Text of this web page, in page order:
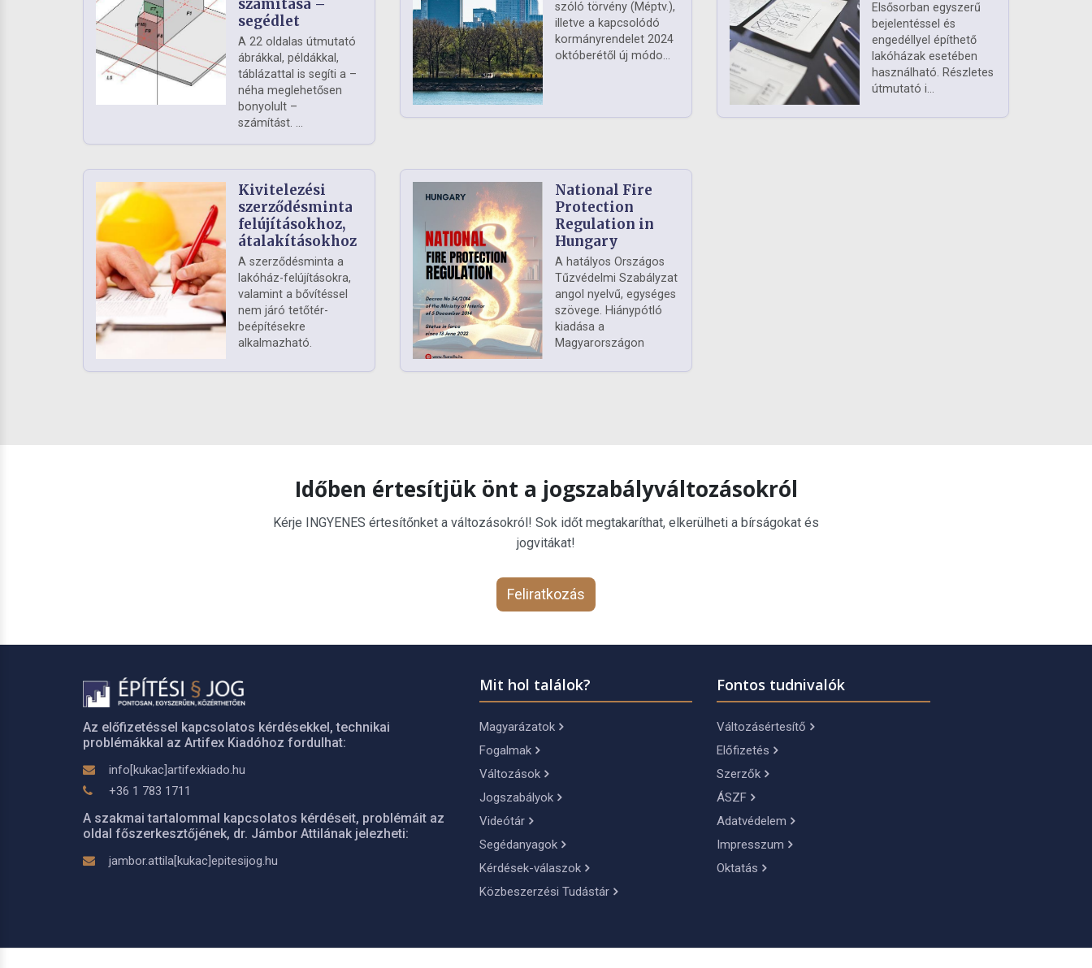
számítása –
segédlet
A 22 oldalas útmutató
ábrákkal, példákkal,
táblázattal is segíti a –
néha meglehetősen
bonyolult –
számítást. ...
szóló törvény (Méptv.),
illetve a kapcsolódó
kormányrendelet 2024
októberétől új módo...
Elsősorban egyszerű
bejelentéssel és
engedéllyel építhető
lakóházak esetében
használható. Részletes
útmutató i...
Kivitelezési
szerződésminta
felújításokhoz,
átalakításokhoz
A szerződésminta a
lakóház-felújításokra,
valamint a bővítéssel
nem járó tetőtér-
beépítésekre
alkalmazható.
National Fire
Protection
Regulation in
Hungary
A hatályos Országos
Tűzvédelmi Szabályzat
angol nyelvű, egységes
szövege. Hiánypótló
kiadása a
Magyarországon
Időben értesítjük önt a jogszabályváltozásokról
Kérje INGYENES értesítőnket a változásokról! Sok időt megtakaríthat, elkerülheti a bírságokat és
jogvitákat!
Feliratkozás
Az előfizetéssel kapcsolatos kérdésekkel, technikai
problémákkal az Artifex Kiadóhoz fordulhat:
info[kukac]artifexkiado.hu
+36 1 783 1711
A szakmai tartalommal kapcsolatos kérdéseit, problémáit az
oldal főszerkesztőjének, dr. Jámbor Attilának jelezheti:
jambor.attila[kukac]epitesijog.hu
Mit hol találok?
Magyarázatok
Fogalmak
Változások
Jogszabályok
Videótár
Segédanyagok
Kérdések-válaszok
Közbeszerzési Tudástár
Fontos tudnivalók
Változásértesítő
Előfizetés
Szerzők
ÁSZF
Adatvédelem
Impresszum
Oktatás